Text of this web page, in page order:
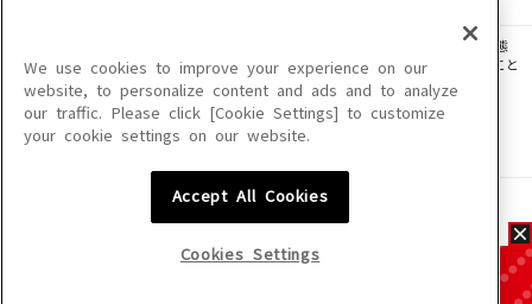
このサイトに掲載されている一切の文章・画像・写真・動画・音声等を、手段や形態
を問わず、著作権法の定める範囲を超えて無断で複製、転載、ファイル化などすること
を禁じます。
楽曲及びコンテンツは、機種によりご利用いただけない場合があります。
楽曲及びコンテンツの配信日、配信内容が変更になる場合があります。
We use cookies to improve your experience on our
website, to personalize content and ads and to analyze
our traffic. Please click [Cookie Settings] to customize
your cookie settings on our website.
Accept All Cookies
Cookies Settings